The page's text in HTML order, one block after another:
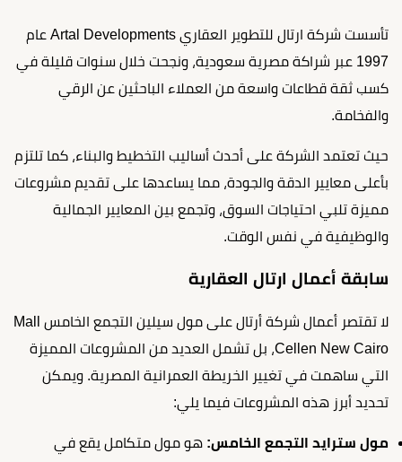
تأسست شركة ارتال للتطوير العقاري Artal Developments عام
1997 عبر شراكة مصرية سعودية، ونجحت خلال سنوات قليلة في
كسب ثقة قطاعات واسعة من العملاء الباحثين عن الرقي
والفخامة.
حيث تعتمد الشركة على أحدث أساليب التخطيط والبناء، كما تلتزم
بأعلى معايير الدقة والجودة، مما يساعدها على تقديم مشروعات
مميزة تلبي احتياجات السوق، وتجمع بين المعايير الجمالية
والوظيفية في نفس الوقت.
سابقة أعمال ارتال العقارية
لا تقتصر أعمال شركة أرتال على مول سيلين التجمع الخامس Mall
Cellen New Cairo، بل تشمل العديد من المشروعات المميزة
التي ساهمت في تغيير الخريطة العمرانية المصرية. ويمكن
تحديد أبرز هذه المشروعات فيما يلي:
مول سترايد التجمع الخامس: هو مول متكامل يقع في